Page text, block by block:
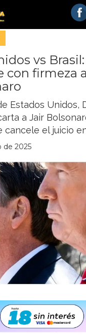
vs
con firmeza
Estados Unidos,
a Jair
cancele el juicio
de 2025